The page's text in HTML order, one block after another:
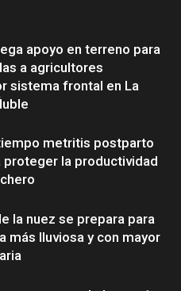
apoyo en terreno para
a agricultores
sistema frontal en La
metritis postparto
proteger la productividad
la nuez se prepara para
más lluviosa y con mayor